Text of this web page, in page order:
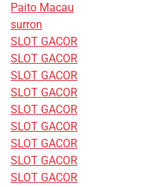
Paito Macau
surron
SLOT GACOR
SLOT GACOR
SLOT GACOR
SLOT GACOR
SLOT GACOR
SLOT GACOR
SLOT GACOR
SLOT GACOR
SLOT GACOR